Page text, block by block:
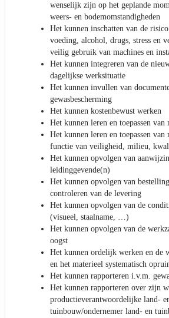
wenselijk zijn op het geplande
weers- en bodemomstandigheden
Het kunnen inschatten van de
voeding, alcohol, drugs, stress en
veilig gebruik van machines en
Het kunnen integreren van de
dagelijkse werksituatie
Het kunnen invullen van
gewasbescherming
Het kunnen kostenbewust werken
Het kunnen leren en toepassen van
Het kunnen leren en toepassen
functie van veiligheid, milieu,
Het kunnen opvolgen van
leidinggevende(n)
Het kunnen opvolgen van
controleren van de levering
Het kunnen opvolgen van de
(visueel, staalname, …)
Het kunnen opvolgen van de
oogst
Het kunnen ordelijk werken en de
en het materieel systematisch
Het kunnen rapporteren i.v.m.
Het kunnen rapporteren over zijn
productieverantwoordelijke land-
tuinbouw/ondernemer land- en